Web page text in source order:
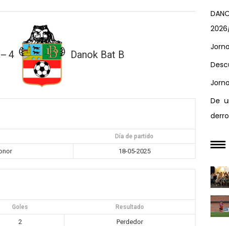
— 4 Danok Bat B
Día de partido
18-05-2025
Goles Resultado
2
Perdedor
De